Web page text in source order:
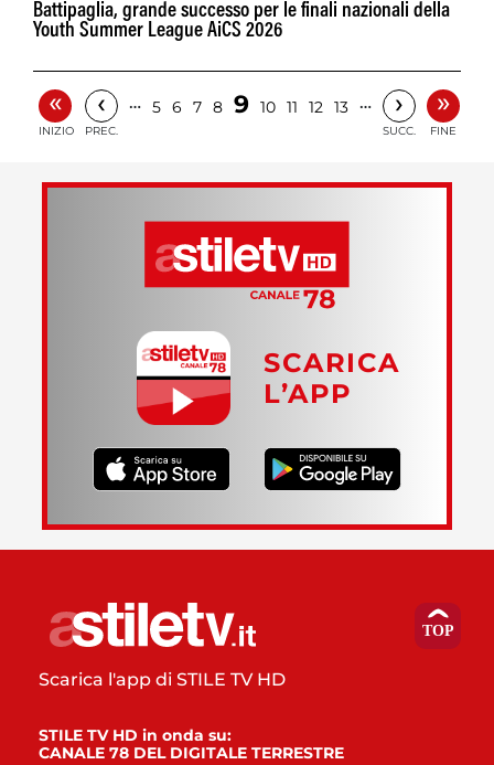
Battipaglia, grande successo per le finali nazionali della
Youth Summer League AiCS 2026
«
INIZIO
‹
PREC.
… 5 6 7 8 9 10 11 12 13 … ›
SUCC.
»
FINE
SCARICA
L’APP
Scarica l'app di STILE TV HD
STILE TV HD in onda su:
CANALE 78 DEL DIGITALE TERRESTRE